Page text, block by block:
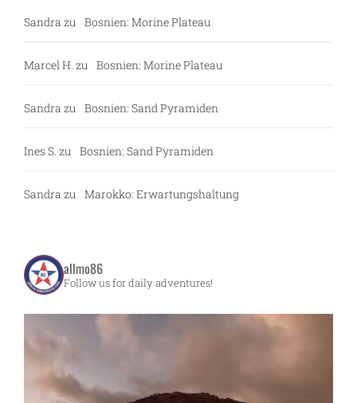
Sandra zu Bosnien: Morine Plateau
Marcel H. zu Bosnien: Morine Plateau
Sandra zu Bosnien: Sand Pyramiden
Ines S. zu Bosnien: Sand Pyramiden
Sandra zu Marokko: Erwartungshaltung
allmo86
Follow us for daily adventures!